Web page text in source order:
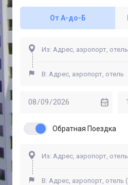
От A-до-Б
Обратная Поездка